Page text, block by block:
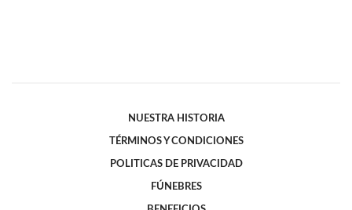
NUESTRA HISTORIA
TÉRMINOS Y CONDICIONES
POLITICAS DE PRIVACIDAD
FÚNEBRES